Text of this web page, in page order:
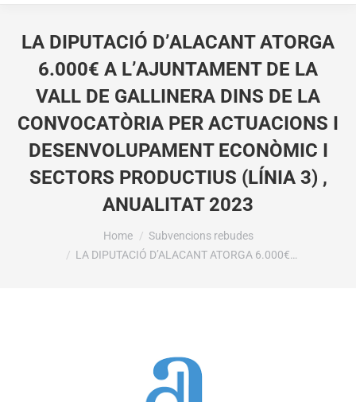
LA DIPUTACIÓ D’ALACANT ATORGA
6.000€ A L’AJUNTAMENT DE LA
VALL DE GALLINERA DINS DE LA
CONVOCATÒRIA PER ACTUACIONS I
DESENVOLUPAMENT ECONÒMIC I
SECTORS PRODUCTIUS (LÍNIA 3) ,
ANUALITAT 2023
Home
Subvencions rebudes
LA DIPUTACIÓ D’ALACANT ATORGA 6.000€…